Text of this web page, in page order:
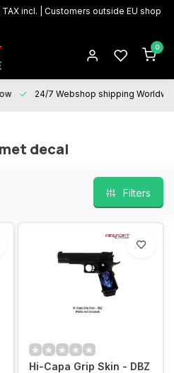
incl. | Customers outside EU shop
0
24/7 Webshop shipping
decal
Filters
Hi-Capa Grip Skin - DBZ